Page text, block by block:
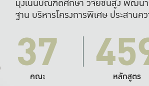
มุ่งเน้นบัณฑิตศึกษา วิจัยขั้นสูง พัฒนา
ฐาน บริหารโครงการพิเศษ ประสาน
37
คณะ หลักสูตร